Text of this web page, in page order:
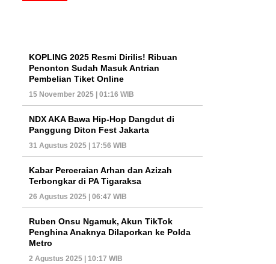
KOPLING 2025 Resmi Dirilis! Ribuan
Penonton Sudah Masuk Antrian
Pembelian Tiket Online
15 November 2025 | 01:16 WIB
NDX AKA Bawa Hip-Hop Dangdut di
Panggung Diton Fest Jakarta
31 Agustus 2025 | 17:56 WIB
Kabar Perceraian Arhan dan Azizah
Terbongkar di PA Tigaraksa
26 Agustus 2025 | 06:47 WIB
Ruben Onsu Ngamuk, Akun TikTok
Penghina Anaknya Dilaporkan ke Polda
Metro
2 Agustus 2025 | 10:17 WIB